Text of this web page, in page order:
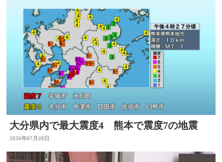
大分県内で最大震度4 熊本で震度7の地震
2026年07月28日